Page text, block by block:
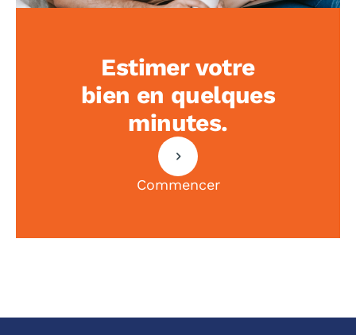
Estimer votre
bien en quelques
minutes.
Commencer